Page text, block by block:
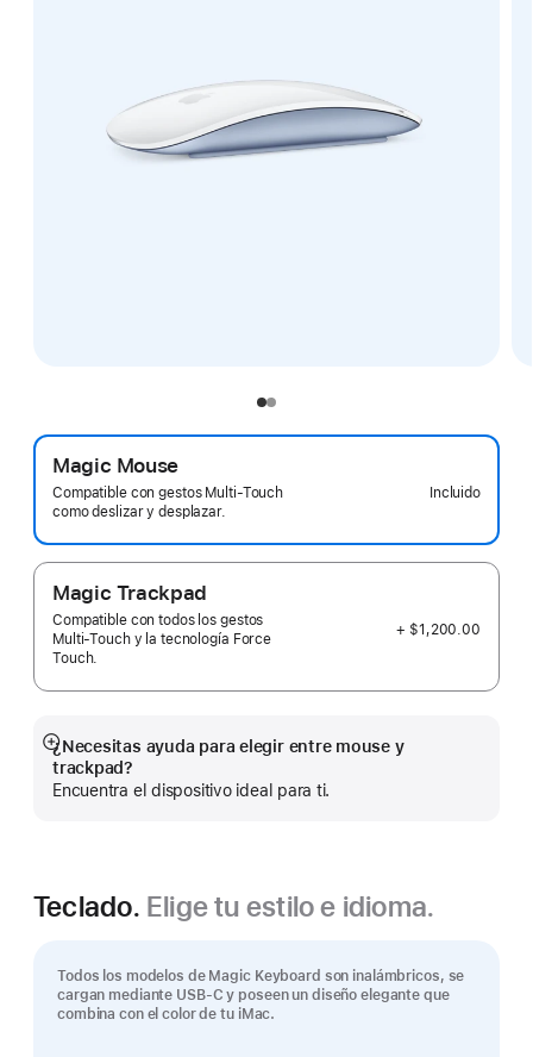
Magic Mouse
Compatible con gestos Multi-Touch
como deslizar y desplazar.
Incluido
Magic Trackpad
Compatible con todos los gestos
Multi-Touch y la tecnología Force
Touch.
+ $1,200.00
¿Necesitas ayuda para elegir entre mouse y
trackpad?
Encuentra el dispositivo ideal para ti.
Mostrar
más
Teclado. Elige tu estilo e idioma.
Todos los modelos de Magic Keyboard son inalámbricos, se
cargan mediante USB‑C y poseen un diseño elegante que
combina con el color de tu iMac.